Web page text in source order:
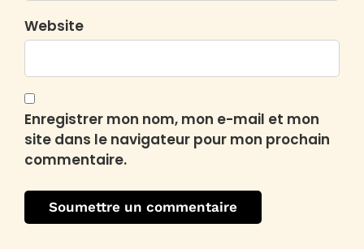
Website
Enregistrer mon nom, mon e-mail et mon
site dans le navigateur pour mon prochain
commentaire.